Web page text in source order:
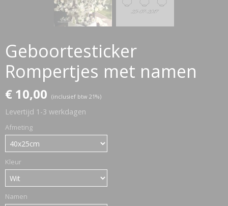
Geboortesticker
Rompertjes met namen
€ 10,00 (inclusief btw 21%)
Levertijd 1-3 werkdagen
Afmeting
Kleur
Namen